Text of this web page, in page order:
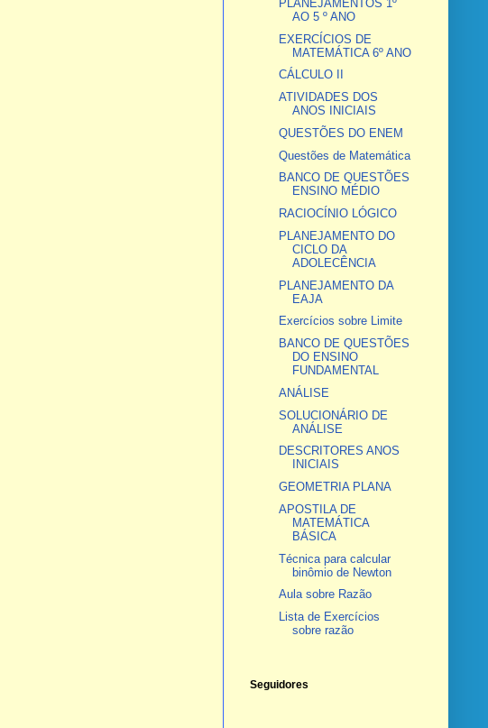
PLANEJAMENTOS 1º
AO 5 º ANO
EXERCÍCIOS DE
MATEMÁTICA 6º ANO
CÁLCULO II
ATIVIDADES DOS
ANOS INICIAIS
QUESTÕES DO ENEM
Questões de Matemática
BANCO DE QUESTÕES
ENSINO MÉDIO
RACIOCÍNIO LÓGICO
PLANEJAMENTO DO
CICLO DA
ADOLECÊNCIA
PLANEJAMENTO DA
EAJA
Exercícios sobre Limite
BANCO DE QUESTÕES
DO ENSINO
FUNDAMENTAL
ANÁLISE
SOLUCIONÁRIO DE
ANÁLISE
DESCRITORES ANOS
INICIAIS
GEOMETRIA PLANA
APOSTILA DE
MATEMÁTICA
BÁSICA
Técnica para calcular
binômio de Newton
Aula sobre Razão
Lista de Exercícios
sobre razão
Seguidores